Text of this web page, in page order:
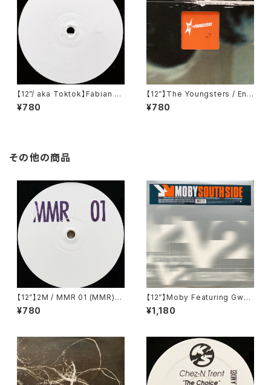
【12”/ aka Toktok】Fabian Fe
yerabendt / Moabit Rules
(V-Records) (V011)
¥780
【12”】The Youngsters / End
(F Communications) (F 13
5)
¥780
その他の商品
【12”】2M / MMR 01 (MMR)
(MMR 01)
¥780
【12”】Moby Featuring Gwen
Stefani / South Side (V2)
(63881-27676-1)
¥1,180